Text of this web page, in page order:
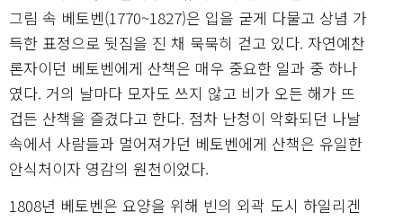
그림 속 베토벤(1770~1827)은 입을 굳게 다물고 상념 가
득한 표정으로 뒷짐을 진 채 묵묵히 걷고 있다. 자연예찬
론자이던 베토벤에게 산책은 매우 중요한 일과 중 하나
였다. 거의 날마다 모자도 쓰지 않고 비가 오든 해가 뜨
겁든 산책을 즐겼다고 한다. 점차 난청이 악화되던 나날
속에서 사람들과 멀어져가던 베토벤에게 산책은 유일한
안식처이자 영감의 원천이었다.
1808년 베토벤은 요양을 위해 빈의 외곽 도시 하일리겐